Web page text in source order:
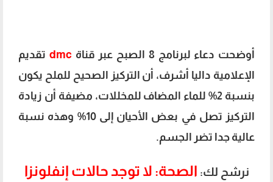
أوضحت دعاء لبرنامج 8 الصبح عبر قناة dmc تقديم
الإعلامية داليا أشرف، أن التركيز الصحيح للملح يكون
بنسبة 2% للماء المضاف للمخللات، مضيفة أن زيادة
التركيز تصل في بعض الأحيان إلى 10% وهذه نسبة
عالية جدا تضر الجسم.
نرشح لك: الصحة: لا توجد حالات إنفلونزا